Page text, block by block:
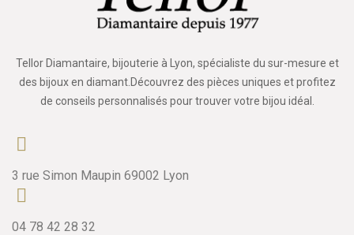
Tellor Diamantaire, bijouterie à Lyon, spécialiste du sur-mesure et
des bijoux en diamant.Découvrez des pièces uniques et profitez
de conseils personnalisés pour trouver votre bijou idéal.
3 rue Simon Maupin 69002 Lyon
04 78 42 28 32